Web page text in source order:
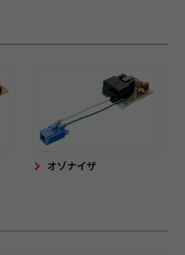
オゾナイザ